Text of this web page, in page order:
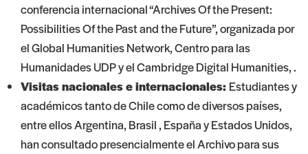
conferencia internacional “Archives Of the Present:
Possibilities Of the Past and the Future”, organizada por
el Global Humanities Network,Centro para las
Humanidades UDPy el Cambridge Digital Humanities, .
Visitas nacionales e internacionales: Estudiantes y
académicos tanto de Chile como de diversos países,
entre ellos Argentina, Brasil , España y Estados Unidos,
han consultado presencialmente el Archivo para sus